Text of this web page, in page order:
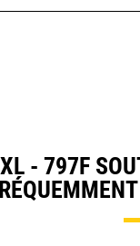
- 797F